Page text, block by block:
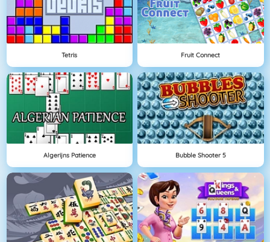
Tetris Fruit Connect
Algerijns Patience Bubble Shooter 5